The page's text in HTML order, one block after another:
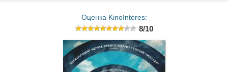
Оценка KinoInteres:
8/10